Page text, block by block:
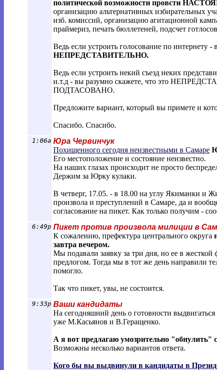
политической возможности провсти
организацию альтернативных избирательных
изб. комиссий, организацию агитационной
праймериз, печать бюллетеней, подсчет
Ведь если устроить голосование по интернету -
НЕПРЕДСТАВИТЕЛЬНО.
Ведь если устроить некий съезд неких
и.т.д - вы разумно скажете, что это
ПОДТАСОВАНО.
Предложите вариант, который вы примете и
Спасибо. Спасибо.
1:06a Юра Червинчук
Похищенного сегодня неизвестными в Самаре
Его местоположение и состояние неизвестно.
На наших глазах происходит не просто
Держим за Юрку кулаки.
В четверг, 17.05. - в 18.00 на углу Якиманки и
произвола и преступлений в Самаре, да и
согласование на пикет. Как только получим -
6:49p Пикет против произвола милиции в
К сожалению, префектура центрального округа
завтра вечером.
Мы подавали заявку за три дня, но ее в
предлогом. Тогда мы в тот же день направили
помогло.
Так что пикет, увы, не состоится.
9:33p Ваши кандидаты
На сегодняшний день о готовности
уже М.Касьянов и В.Геращенко.
А я вот предлагаю умозрительно "обнулить"
Возможны несколько вариантов ответа.
Кого бы вы выдвинули в кандидаты в